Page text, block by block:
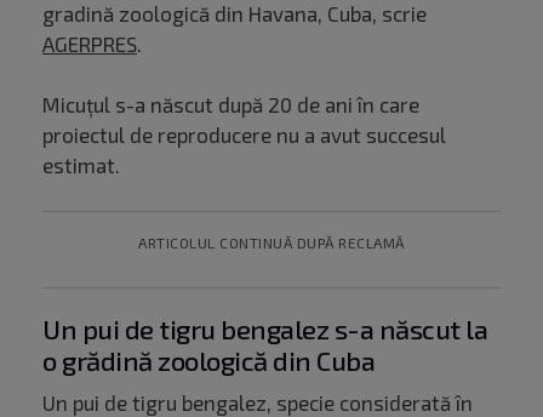
gradină zoologică din Havana, Cuba, scrie
AGERPRES.
Micuțul s-a născut după 20 de ani în care
proiectul de reproducere nu a avut succesul
estimat.
ARTICOLUL CONTINUĂ DUPĂ RECLAMĂ
Un pui de tigru bengalez s-a născut la
o grădină zoologică din Cuba
Un pui de tigru bengalez, specie considerată în